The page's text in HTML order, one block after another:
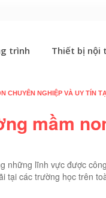
trình Thiết bị nội
CHUYÊN NGHIỆP VÀ UY TÍN
mầm
lĩnh vực được
tại các trường học trên